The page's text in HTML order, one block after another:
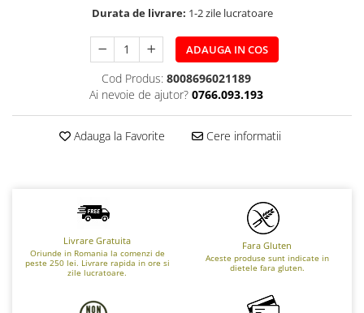
Durata de livrare: 1-2 zile lucratoare
ADAUGA IN COS
Cod Produs: 8008696021189
Ai nevoie de ajutor? 0766.093.193
Adauga la Favorite Cere informatii
Livrare Gratuita
Oriunde in Romania la comenzi de
peste 250 lei. Livrare rapida in ore si
zile lucratoare.
Fara Gluten
Aceste produse sunt indicate in
dietele fara gluten.